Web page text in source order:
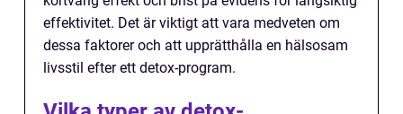
effektivitet. Det är viktigt att vara medveten om
dessa faktorer och att upprätthålla en hälsosam
livsstil efter ett detox-program.